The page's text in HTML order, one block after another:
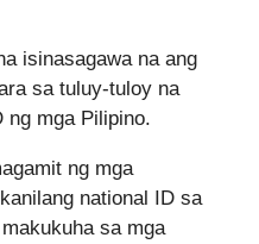
isinasagawa na ang
sa tuluy-tuloy na
ng mga Pilipino.
ng mga
national ID sa
sa mga